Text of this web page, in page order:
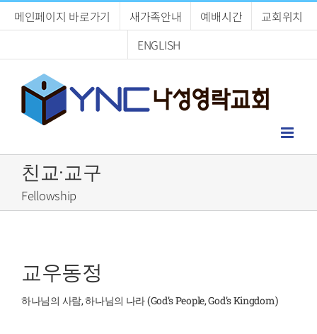
메인페이지 바로가기 새가족안내 예배시간
교회위치
ENGLISH
친교·교구
Fellowship
교우동정
하나님의 사람, 하나님의 나라 (God’s People, God’s Kingdom)